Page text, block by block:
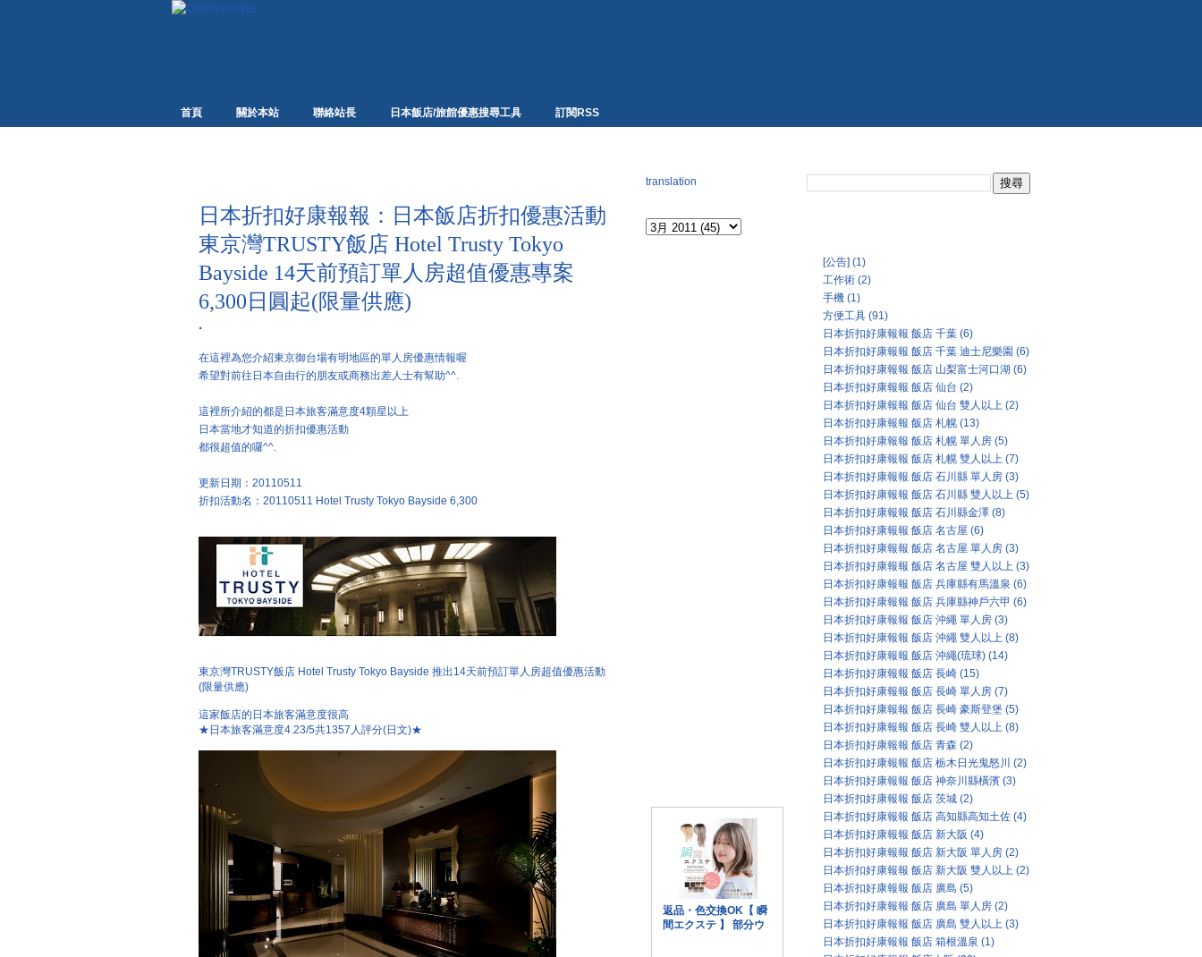
首頁 關於本站 聯絡站長 日本飯店/旅館優惠搜尋工具 訂閱RSS
日本折扣好康報報：日本飯店折扣優惠活動
東京灣TRUSTY飯店 Hotel Trusty Tokyo
Bayside 14天前預訂單人房超值優惠專案
6,300日圓起(限量供應)
·
在這裡為您介紹東京御台場有明地區的單人房優惠情報喔
希望對前往日本自由行的朋友或商務出差人士有幫助^^.
這裡所介紹的都是日本旅客滿意度4顆星以上
日本當地才知道的折扣優惠活動
都很超值的囉^^.
更新日期：20110511
折扣活動名：20110511 Hotel Trusty Tokyo Bayside 6,300
東京灣TRUSTY飯店 Hotel Trusty Tokyo Bayside 推出14天前預訂單人房超值優惠活動
(限量供應)
這家飯店的日本旅客滿意度很高
★日本旅客滿意度4.23/5共1357人評分(日文)★
translation
[公告] (1)
工作術 (2)
手機 (1)
方便工具 (91)
日本折扣好康報報 飯店 千葉 (6)
日本折扣好康報報 飯店 千葉 迪士尼樂園 (6)
日本折扣好康報報 飯店 山梨富士河口湖 (6)
日本折扣好康報報 飯店 仙台 (2)
日本折扣好康報報 飯店 仙台 雙人以上 (2)
日本折扣好康報報 飯店 札幌 (13)
日本折扣好康報報 飯店 札幌 單人房 (5)
日本折扣好康報報 飯店 札幌 雙人以上 (7)
日本折扣好康報報 飯店 石川縣 單人房 (3)
日本折扣好康報報 飯店 石川縣 雙人以上 (5)
日本折扣好康報報 飯店 石川縣金澤 (8)
日本折扣好康報報 飯店 名古屋 (6)
日本折扣好康報報 飯店 名古屋 單人房 (3)
日本折扣好康報報 飯店 名古屋 雙人以上 (3)
日本折扣好康報報 飯店 兵庫縣有馬溫泉 (6)
日本折扣好康報報 飯店 兵庫縣神戶六甲 (6)
日本折扣好康報報 飯店 沖繩 單人房 (3)
日本折扣好康報報 飯店 沖繩 雙人以上 (8)
日本折扣好康報報 飯店 沖繩(琉球) (14)
日本折扣好康報報 飯店 長崎 (15)
日本折扣好康報報 飯店 長崎 單人房 (7)
日本折扣好康報報 飯店 長崎 豪斯登堡 (5)
日本折扣好康報報 飯店 長崎 雙人以上 (8)
日本折扣好康報報 飯店 青森 (2)
日本折扣好康報報 飯店 栃木日光鬼怒川 (2)
日本折扣好康報報 飯店 神奈川縣橫濱 (3)
日本折扣好康報報 飯店 茨城 (2)
日本折扣好康報報 飯店 高知縣高知土佐 (4)
日本折扣好康報報 飯店 新大阪 (4)
日本折扣好康報報 飯店 新大阪 單人房 (2)
日本折扣好康報報 飯店 新大阪 雙人以上 (2)
日本折扣好康報報 飯店 廣島 (5)
日本折扣好康報報 飯店 廣島 單人房 (2)
日本折扣好康報報 飯店 廣島 雙人以上 (3)
日本折扣好康報報 飯店 箱根溫泉 (1)